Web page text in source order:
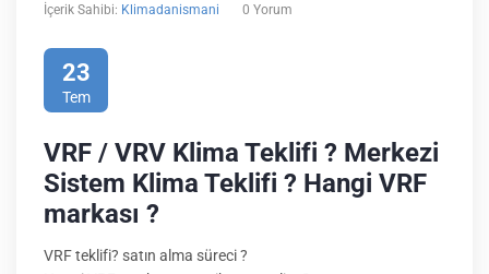
İçerik Sahibi: Klimadanismani 0 Yorum
23
Tem
VRF / VRV Klima Teklifi ? Merkezi
Sistem Klima Teklifi ? Hangi VRF
markası ?
VRF teklifi? satın alma süreci ?